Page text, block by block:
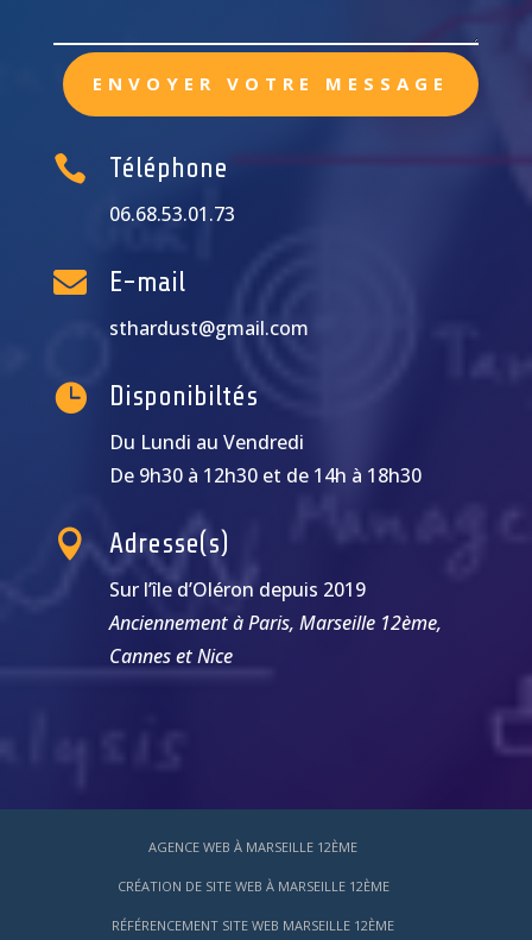
ENVOYER VOTRE MESSAGE
 Téléphone
06.68.53.01.73
 E-mail
sthardust@gmail.com
 Disponibiltés
Du Lundi au Vendredi
De 9h30 à 12h30 et de 14h à 18h30
 Adresse(s)
Sur l’île d’Oléron depuis 2019
Anciennement à Paris, Marseille 12ème,
Cannes et Nice
AGENCE WEB À MARSEILLE 12ÈME
CRÉATION DE SITE WEB À MARSEILLE 12ÈME
RÉFÉRENCEMENT SITE WEB MARSEILLE 12ÈME